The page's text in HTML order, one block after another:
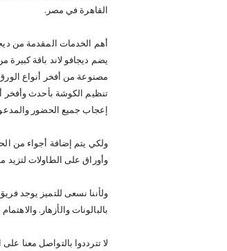
القاهرة في مصر.
أهم الخدمات المقدمة من
يضم ديجافو لاند باقة كبيرة
مصنوعة من أفخر أنواع
تنظيم الكوشة بأحدث وأفخر
إعجاب جميع الحضور
ولكي يتم إضافة أجواء من
وأوراق على الطاولات لتزيد
ولأننا نسعى للتميز يوجد
بالبالونات والأزهار.
لا تترددوا بالتواصل معنا